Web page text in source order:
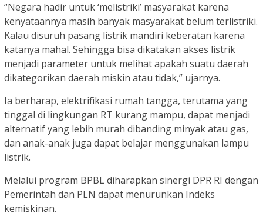
“Negara hadir untuk ‘melistriki’ masyarakat karena
kenyataannya masih banyak masyarakat belum terlistriki.
Kalau disuruh pasang listrik mandiri keberatan karena
katanya mahal. Sehingga bisa dikatakan akses listrik
menjadi parameter untuk melihat apakah suatu daerah
dikategorikan daerah miskin atau tidak,” ujarnya.
Ia berharap, elektrifikasi rumah tangga, terutama yang
tinggal di lingkungan RT kurang mampu, dapat menjadi
alternatif yang lebih murah dibanding minyak atau gas,
dan anak-anak juga dapat belajar menggunakan lampu
listrik.
Melalui program BPBL diharapkan sinergi DPR RI dengan
Pemerintah dan PLN dapat menurunkan Indeks
kemiskinan.